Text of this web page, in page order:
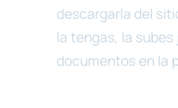
descargarla del
la tengas, la
documentos en la